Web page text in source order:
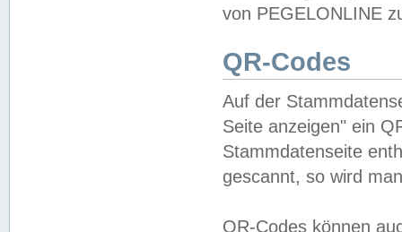
von PEGELONLINE
QR-Codes
Auf der
Seite anzeigen" ein
Stammdatenseite
gescannt, so wird
QR-Codes können